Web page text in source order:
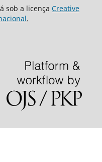
sob a licença Creative
.